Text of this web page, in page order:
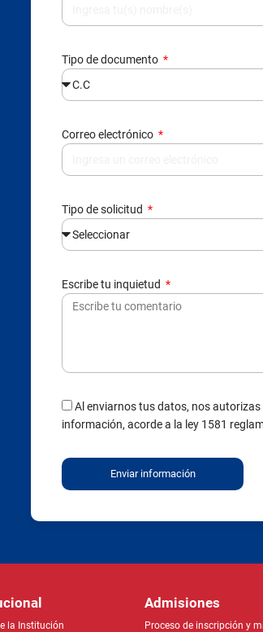
Tipo de documento
Correo electrónico
Tipo de solicitud
Escribe tu inquietud
Al enviarnos tus datos, nos
información, acorde a la ley 1581
Enviar información
la Institución
Admisiones
Proceso de inscripción y